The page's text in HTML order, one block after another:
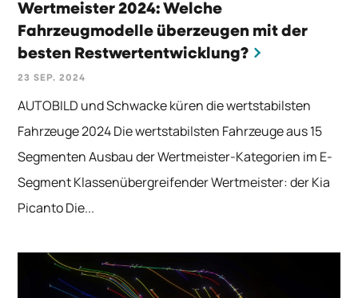
Wertmeister 2024: Welche
Fahrzeugmodelle überzeugen mit der
besten Restwertentwicklung?
23 SEP. 2024
AUTOBILD und Schwacke küren die wertstabilsten
Fahrzeuge 2024 Die wertstabilsten Fahrzeuge aus 15
Segmenten Ausbau der Wertmeister-Kategorien im E-
Segment Klassenübergreifender Wertmeister: der Kia
Picanto Die...